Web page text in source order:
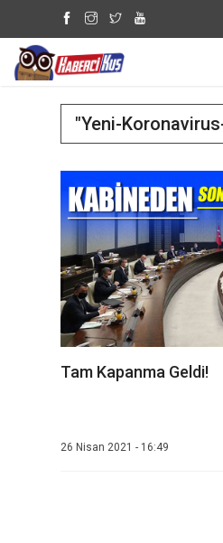
"yeni-
Tam Kapanma Geldi!
26 Nisan 2021 - 16:49